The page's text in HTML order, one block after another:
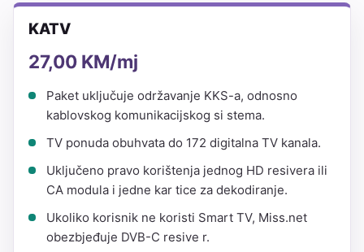
KATV
27,00 KM/mj
Paket uključuje održavanje KKS-a, odnosno
kablovskog komunikacijskog si stema.
TV ponuda obuhvata do 172 digitalna TV kanala.
Uključeno pravo korištenja jednog HD resivera ili
CA modula i jedne kar tice za dekodiranje.
Ukoliko korisnik ne koristi Smart TV, Miss.net
obezbjeđuje DVB-C resive r.